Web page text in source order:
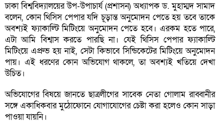
ঢাকা বিশ্ববিদ্যালয়ের উপ-উপাচার্য (প্রশাসন) অধ্যাপক ড. মুহাম্মদ সামাদ
বলেন, কোন থিসিস পেপার যদি চূড়ান্ত অনুমোদন পেতে হয় তবে তাকে
অবশ্যই ফ্যাকাল্টি মিটিংয়ে অনুমোদন পেতে হবে। এরকম হতে পারে,
এটা আমি বিশ্বাস করতে পারছি না। যেই থিসিস পেপার ফ্যাকাল্টি
মিটিংয়ে এপ্রুভ হয় নাই, সেটা কিভাবে সিন্ডিকেটের মিটিংয়ে অনুমোদন
পায়। এই ধরণের কোন অভিযোগ থাকলে, তা অবশ্যই খতিয়ে দেখা
উচিত।
অভিযোগের বিষয়ে জানতে ছাত্রলীগের সাবেক নেতা গোলাম রাব্বানীর
সঙ্গে একাধিকবার মুঠোফোনে যোগাযোগের চেষ্টা করা হলেও কোন সাড়া
পাওয়া যায়নি।